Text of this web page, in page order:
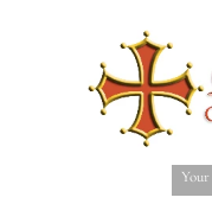
Your